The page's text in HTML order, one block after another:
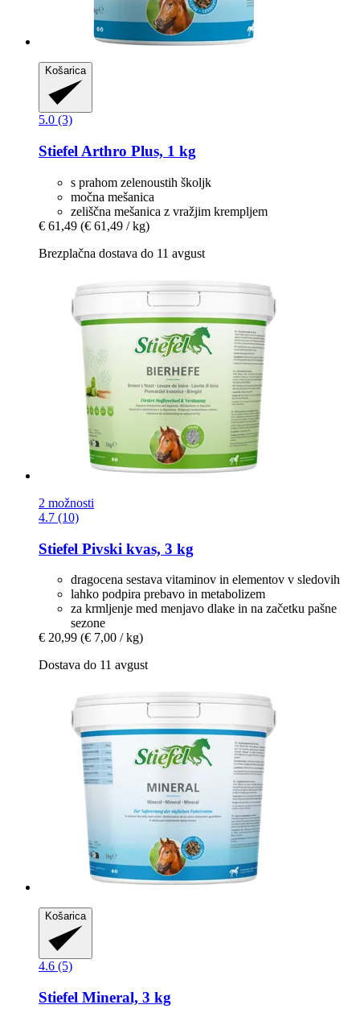
Košarica
5.0 (3)
Stiefel Arthro Plus, 1 kg
s prahom zelenoustih školjk
močna mešanica
zeliščna mešanica z vražjim krempljem
€ 61,49 (€ 61,49 / kg)
Brezplačna dostava do 11 avgust
2 možnosti
4.7 (10)
Stiefel Pivski kvas, 3 kg
dragocena sestava vitaminov in elementov v sledovih
lahko podpira prebavo in metabolizem
za krmljenje med menjavo dlake in na začetku pašne
sezone
€ 20,99 (€ 7,00 / kg)
Dostava do 11 avgust
Košarica
4.6 (5)
Stiefel Mineral, 3 kg